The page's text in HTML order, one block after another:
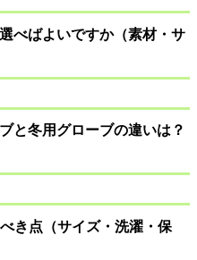
べばよいですか（素材・サ
と冬用グローブの違いは？
き点（サイズ・洗濯・保